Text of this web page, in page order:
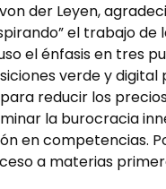
der Leyen,
el trabajo de
el énfasis en tres
verde y digital
reducir los
la burocracia
en competencias.
a materias